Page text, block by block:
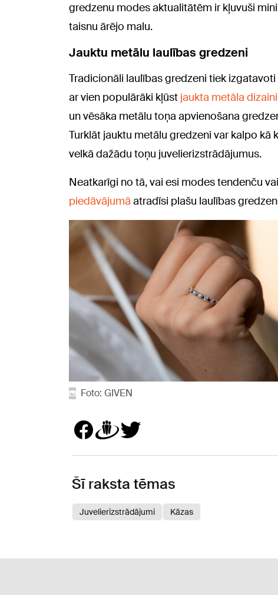
gredzenu modes aktualitātēm ir kļuvuši
taisnu ārējo malu.
Jauktu metālu laulības gredzeni
Tradicionāli laulības gredzeni tiek
ar vien populārāki kļūst jaukta metāla dizaini
un vēsāka metālu toņa apvienošana
Turklāt jauktu metālu gredzeni var kalpo
velkā dažādu toņu juvelierizstrādājumus.
Neatkarīgi no tā, vai esi modes tendenču
piedāvājumā atradīsi plašu laulības
Foto: GIVEN
Šī raksta tēmas
Juvelierizstrādājumi Kāzas